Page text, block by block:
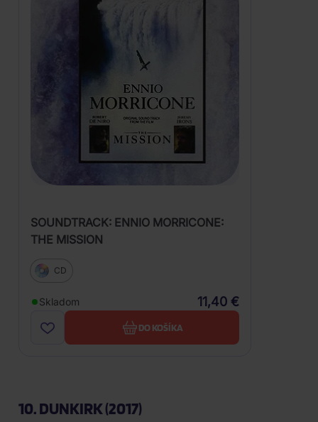
SOUNDTRACK: ENNIO MORRICONE:
THE MISSION
CD
Skladom 11,40 €
DO KOŠÍKA
10. DUNKIRK (2017)